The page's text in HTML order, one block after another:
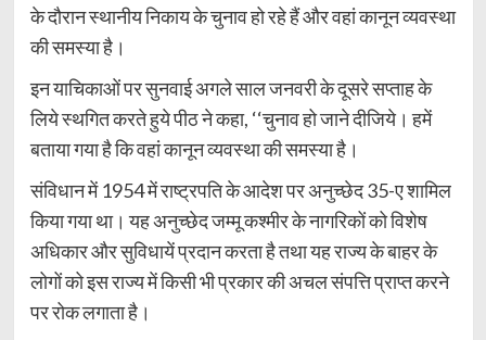
के दौरान स्थानीय निकाय के चुनाव हो रहे हैं और वहां कानून व्यवस्था
की समस्या है।
इन याचिकाओं पर सुनवाई अगले साल जनवरी के दूसरे सप्ताह के
लिये स्थगित करते हुये पीठ ने कहा, ‘‘चुनाव हो जाने दीजिये। हमें
बताया गया है कि वहां कानून व्यवस्था की समस्या है।
संविधान में 1954 में राष्ट्रपति के आदेश पर अनुच्छेद 35-ए शामिल
किया गया था। यह अनुच्छेद जम्मू कश्मीर के नागरिकों को विशेष
अधिकार और सुविधायें प्रदान करता है तथा यह राज्य के बाहर के
लोगों को इस राज्य में किसी भी प्रकार की अचल संपत्ति प्राप्त करने
पर रोक लगाता है।